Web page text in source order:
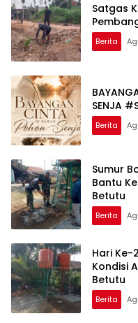
Satgas
Berita
SENJA
Berita
Sumur
Bantu
Betutu
Berita
Hari Ke-
Kondisi
Betutu
Berita